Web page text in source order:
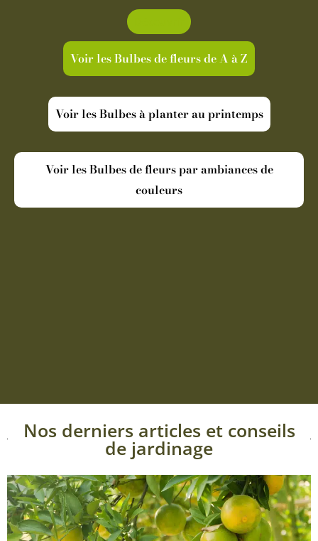
Voir les Bulbes de fleurs de A à Z
Voir les Bulbes à planter au printemps
Voir les Bulbes de fleurs par ambiances de
couleurs
Nos derniers articles et conseils
de jardinage